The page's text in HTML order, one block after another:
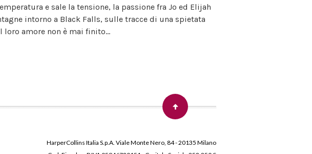
e sale la tensione, la passione fra Jo ed Elijah
intorno a Black Falls, sulle tracce di una spietata
loro amore non è mai finito...
HarperCollins Italia S.p.A. Viale Monte Nero, 84 - 20135 Milano